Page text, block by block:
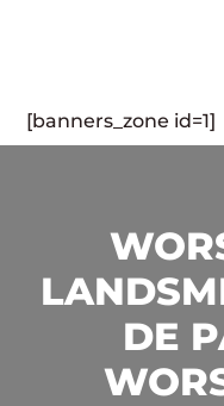
[banners_zone id=1]
DE